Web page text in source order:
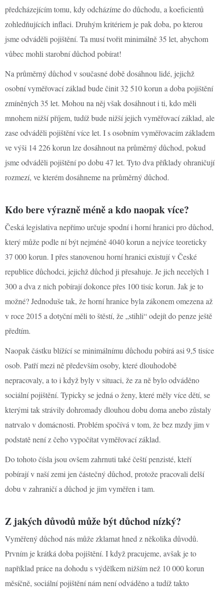
předcházejícím tomu, kdy odcházíme do důchodu, a koeficientů
zohledňujících inflaci. Druhým kritériem je pak doba, po kterou
jsme odváděli pojištění. Ta musí tvořit minimálně 35 let, abychom
vůbec mohli starobní důchod pobírat!
Na průměrný důchod v současné době dosáhnou lidé, jejichž
osobní vyměřovací základ bude činit 32 510 korun a doba pojištění
zmíněných 35 let. Mohou na něj však dosáhnout i ti, kdo měli
mnohem nižší příjem, tudíž bude nižší jejich vyměřovací základ, ale
zase odváděli pojištění více let. I s osobním vyměřovacím základem
ve výši 14 226 korun lze dosáhnout na průměrný důchod, pokud
jsme odváděli pojištění po dobu 47 let. Tyto dva příklady ohraničují
rozmezí, ve kterém dosáhneme na průměrný důchod.
Kdo bere výrazně méně a kdo naopak více?
Česká legislativa nepřímo určuje spodní i horní hranici pro důchod,
který může podle ní být nejméně 4040 korun a nejvíce teoreticky
37 000 korun. I přes stanovenou horní hranici existují v České
republice důchodci, jejichž důchod ji přesahuje. Je jich necelých 1
300 a dva z nich pobírají dokonce přes 100 tisíc korun. Jak je to
možné? Jednoduše tak, že horní hranice byla zákonem omezena až
v roce 2015 a dotyční měli to štěstí, že „stihli“ odejít do penze ještě
předtím.
Naopak částku blížící se minimálnímu důchodu pobírá asi 9,5 tisíce
osob. Patří mezi ně především osoby, které dlouhodobě
nepracovaly, a to i když byly v situaci, že za ně bylo odváděno
sociální pojištění. Typicky se jedná o ženy, které měly více dětí, se
kterými tak strávily dohromady dlouhou dobu doma anebo zůstaly
natrvalo v domácnosti. Problém spočívá v tom, že bez mzdy jim v
podstatě není z čeho vypočítat vyměřovací základ.
Do tohoto čísla jsou ovšem zahrnuti také čeští penzisté, kteří
pobírají v naší zemi jen částečný důchod, protože pracovali delší
dobu v zahraničí a důchod je jim vyměřen i tam.
Z jakých důvodů může být důchod nízký?
Vyměřený důchod nás může zklamat hned z několika důvodů.
Prvním je krátká doba pojištění. I když pracujeme, avšak je to
například práce na dohodu s výdělkem nižším než 10 000 korun
měsíčně, sociální pojištění nám není odváděno a tudíž takto